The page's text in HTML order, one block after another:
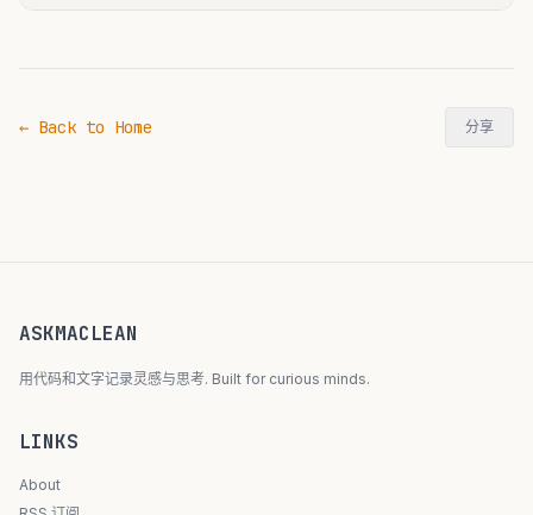
← Back to Home 分享
ASKMACLEAN
用代码和文字记录灵感与思考. Built for curious minds.
LINKS
About